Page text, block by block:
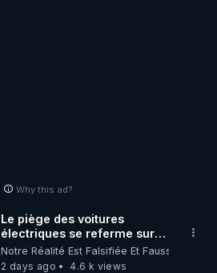
Why this ad?
Le piège des voitures
électriques se referme sur
les usagers !
Notre Réalité Est Falsifiée Et Fausse
2 days ago
4.6 k views